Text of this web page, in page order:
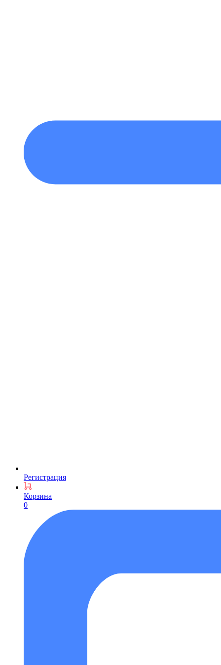
Регистрация
Корзина
0